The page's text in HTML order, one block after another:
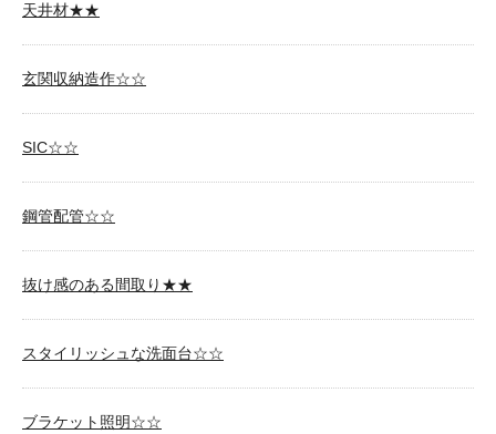
天井材★★
玄関収納造作☆☆
SIC☆☆
鋼管配管☆☆
抜け感のある間取り★★
スタイリッシュな洗面台☆☆
ブラケット照明☆☆